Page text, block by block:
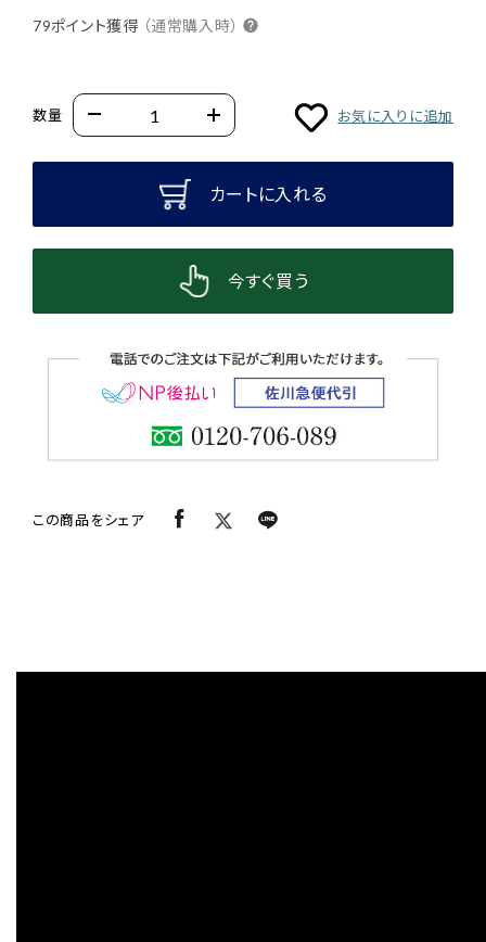
79ポイント獲得 （通常購入時）
数量 お気に入りに追加
カートに入れる
今すぐ買う
この商品をシェア